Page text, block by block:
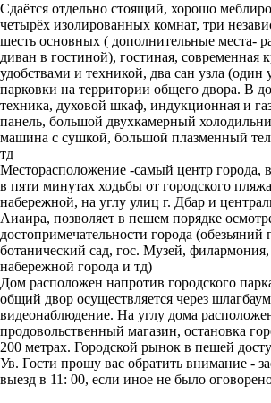
Сдаётся отдельно стоящий, хорошо
четырёх изолированных комнат, три
шесть основных ( дополнительные места-
диван в гостиной), гостиная, современная
удобствами и техникой, два сан узла
парковки на территории общего двора. В
техника, духовой шкаф, индукционная и
панель, большой двухкамерный
машина с сушкой, большой плазменный
тд
Месторасположение -самый центр города,
в пяти минутах ходьбы от городского
набережной, на углу улиц г. Дбар и
Аиаира, позволяет в пешем порядке
достопримечательности города (обезьяний
ботанический сад, гос. Музей,
набережной города и тд)
Дом расположен напротив городского
общий двор осуществляется через
видеонаблюдение. На углу дома
продовольственный магазин, остановка
200 метрах. Городской рынок в пешей
Ув. Гости прошу вас обратить внимание -
выезд в 11: 00, если иное не было